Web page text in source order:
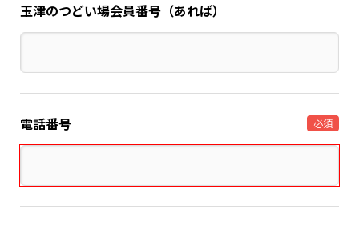
玉津のつどい場会員番号（あれば）
電話番号 必須